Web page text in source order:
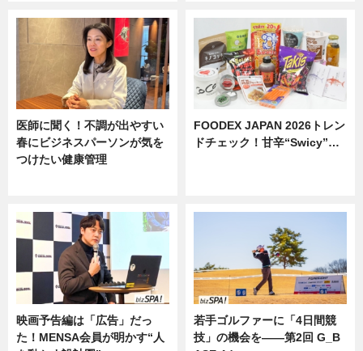
医師に聞く！不調が出やすい
春にビジネスパーソンが気を
つけたい健康管理
FOODEX JAPAN 2026トレン
ドチェック！甘辛“Swicy”…
映画予告編は「広告」だっ
た！MENSA会員が明かす“人
若手ゴルファーに「4日間競
技」の機会を——第2回 G_B